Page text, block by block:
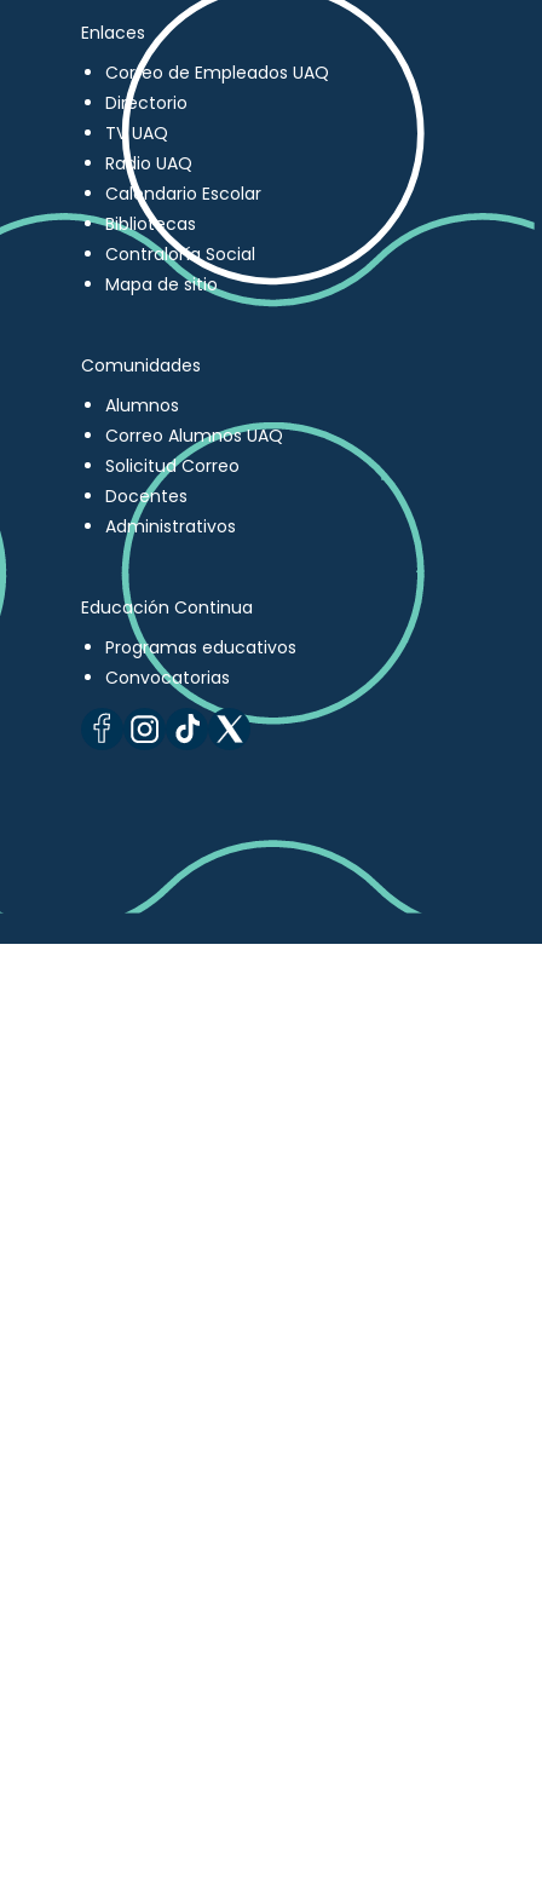
Enlaces
Correo de Empleados UAQ
Directorio
TV UAQ
Radio UAQ
Calendario Escolar
Bibliotecas
Contraloría Social
Mapa de sitio
Comunidades
Alumnos
Correo Alumnos UAQ
Solicitud Correo
Docentes
Administrativos
Educación Continua
Programas educativos
Convocatorias